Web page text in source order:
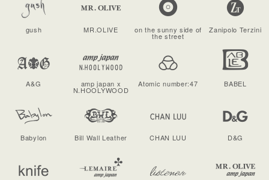
gush MR.OLIVE on the sunny side of
the street
Zanipolo Terzini
A&G amp japan x
N.HOOLYWOOD
Atomic number:47 BABEL
Babylon Bill Wall Leather CHAN LUU D&G